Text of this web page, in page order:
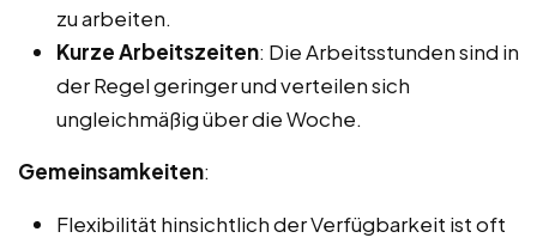
zu arbeiten.
Kurze Arbeitszeiten: Die Arbeitsstunden sind in
der Regel geringer und verteilen sich
ungleichmäßig über die Woche.
Gemeinsamkeiten:
Flexibilität hinsichtlich der Verfügbarkeit ist oft